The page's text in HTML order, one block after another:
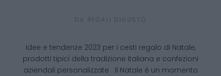
DA REGALI DIGUSTO
Idee e tendenze 2023 per i cesti regalo di Natale,
prodotti tipici della tradizione italiana e confezioni
aziendali personalizzate Il Natale è un momento